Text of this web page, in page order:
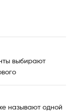
выбирают
называют одной